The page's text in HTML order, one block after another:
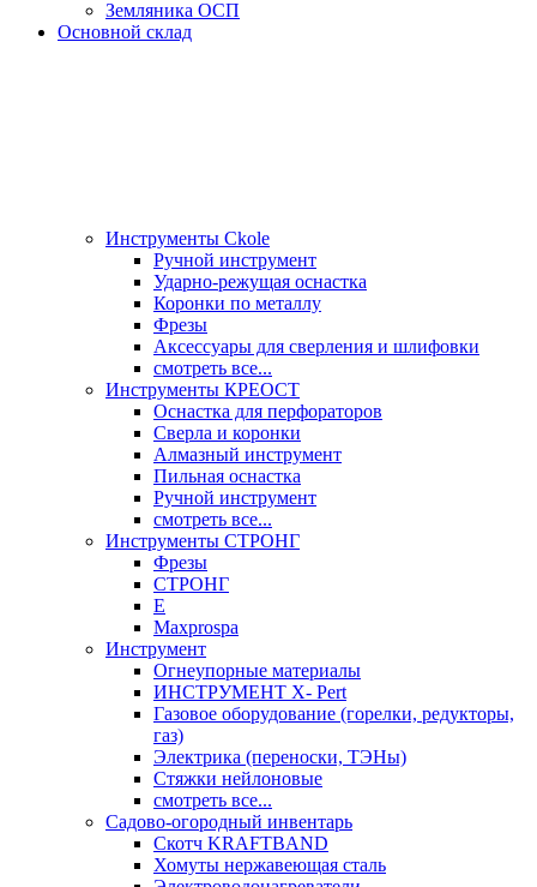
Земляника ОСП
Основной склад
Инструменты Ckole
Ручной инструмент
Ударно‑режущая оснастка
Коронки по металлу
Фрезы
Аксессуары для сверления и шлифовки
смотреть все...
Инструменты КРЕОСТ
Оснастка для перфораторов
Сверла и коронки
Алмазный инструмент
Пильная оснастка
Ручной инструмент
смотреть все...
Инструменты СТРОНГ
Фрезы
СТРОНГ
Е
Maxprospa
Инструмент
Огнеупорные материалы
ИНСТРУМЕНТ X- Pert
Газовое оборудование (горелки, редукторы,
газ)
Электрика (переноски, ТЭНы)
Стяжки нейлоновые
смотреть все...
Садово-огородный инвентарь
Скотч KRAFTBAND
Хомуты нержавеющая сталь